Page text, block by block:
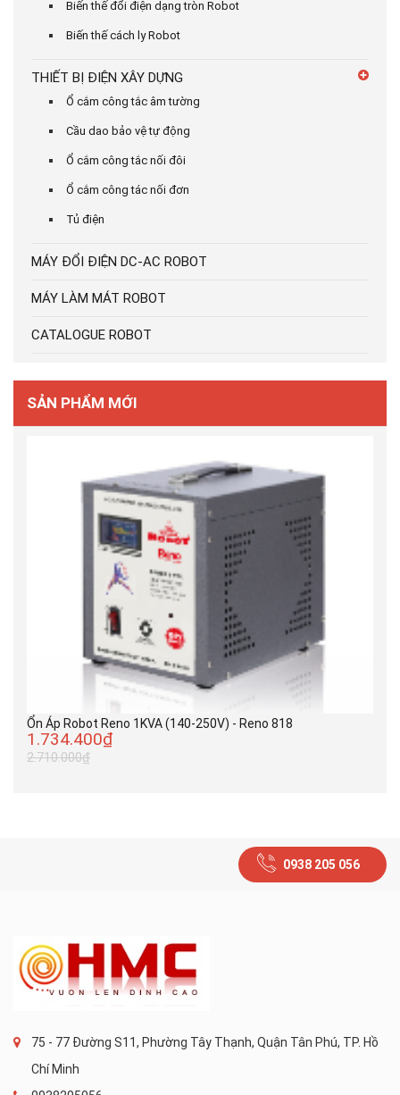
Biến thế đổi điện dạng tròn Robot
Biến thế cách ly Robot
THIẾT BỊ ĐIỆN XÂY DỰNG
Ổ cắm công tắc âm tường
Cầu dao bảo vệ tự động
Ổ cắm công tắc nối đôi
Ổ cắm công tác nối đơn
Tủ điện
MÁY ĐỔI ĐIỆN DC-AC ROBOT
MÁY LÀM MÁT ROBOT
CATALOGUE ROBOT
SẢN PHẨM MỚI
Ổn Áp Robot Reno 1KVA (140-250V) - Reno 818
1.734.400₫
2.710.000₫
0938 205 056
75 - 77 Đường S11, Phường Tây Thạnh, Quận Tân Phú, TP. Hồ
Chí Minh